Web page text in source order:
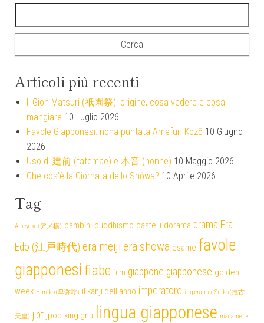
Articoli più recenti
Il Gion Matsuri (祇園祭): origine, cosa vedere e cosa
mangiare 10 Luglio 2026
Favole Giapponesi: nona puntata Amefuri Kozō 10 Giugno
2026
Uso di 建前 (tatemae) e 本音 (honne) 10 Maggio 2026
Che cos’è la Giornata dello Shōwa? 10 Aprile 2026
Tag
Ameyoko (アメ横) bambini buddhismo castelli dorama drama Era
Edo (江戸時代) era meiji era showa esame favole
giapponesi fiabe film giappone giapponese golden
week Himiko (卑弥呼) il kanji dell'anno imperatore imperatrice Suiko (推古
天皇) jlpt jpop king gnu lingua giapponese madame de